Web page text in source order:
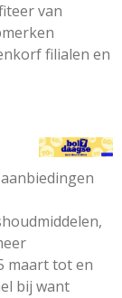
van
filialen en
maart tot en
bij want